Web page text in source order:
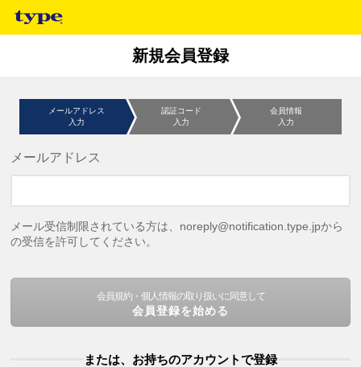
新規会員登録
メールアドレス
入力
認証コード
入力
会員情報
入力
メールアドレス
メール受信制限されている方は、noreply@notification.type.jpから
の受信を許可してください。
会員規約・個人情報の取り扱いに同意して
会員登録を始める
または、お持ちのアカウントで登録